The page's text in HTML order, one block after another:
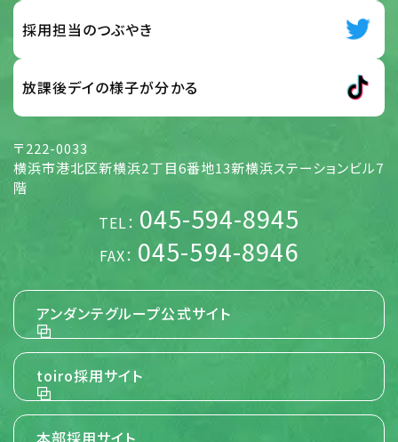
他の方法で入力され、ご本人さまから当社に提供された情
報 前号の他、当社がご本人さまから提供を受けた情報 及
5. 個人情報の取扱い方針 (取得・利用目的、
第三者提供)
当社は、当社が展開する様々な事業活動に関して、個人情報
ものとします。また、ご本人さまに個人情報を提供いただく場
合には事前にその使用目的を明示し、ご本人さまに同意をい
ただくものとします。 当社は、特定の条件のものを除き、あら
かじめご本人さまの事前の同意を得ないで、ご本人さまの個
社と共同して事業活動を行う場合に必要となる、お名前並び
に職場およびご自宅の住所、電話番号、FAX番号、電子メー
ルアドレス等のご本人さまの個人情報につき、当該グループ
会社に提供することがあります。
【その他詳細】
6. 個人情報の開示等の請求、または苦情のお
申し出
採用担当のつぶやき
放課後デイの様子が分かる
〒222-0033
横浜市港北区新横浜2丁目6番地13新横浜ステーションビル7
階
TEL： 045-594-8945
FAX： 045-594-8946
アンダンテグループ公式サイト
toiro採用サイト
本部採用サイト